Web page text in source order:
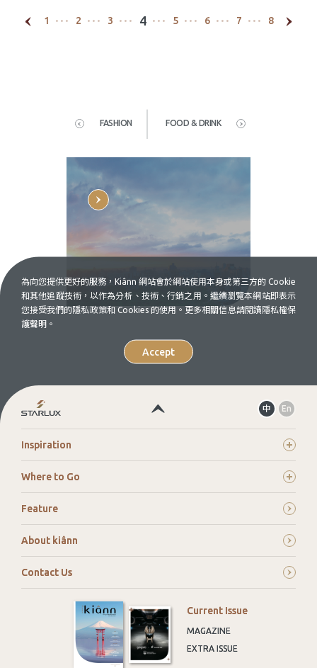
1 2 3 4 5 6 7 8
FASHION FOOD & DRINK
為向您提供更好的服務，Kiânn 網站會於網站使用本身或第三方的 Cookie
和其他追蹤技術，以作為分析、技術、行銷之用。繼續瀏覽本網站即表示
您接受我們的隱私政策和 Cookies 的使用。更多相關信息請閱讀隱私權保
護聲明。
Accept
language.
中 En
Inspiration
Where to Go
Feature
About kiânn
Contact Us
Current Issue
MAGAZINE
EXTRA ISSUE